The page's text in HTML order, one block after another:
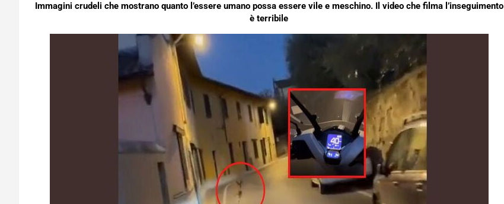
Immagini crudeli che mostrano quanto l’essere umano possa essere vile e meschino. Il video che filma l’inseguimento
è terribile